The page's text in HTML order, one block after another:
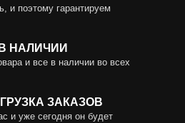
и поэтому гарантируем
НАЛИЧИИ
и все в наличии во всех
ЗАКАЗОВ
и уже сегодня он будет